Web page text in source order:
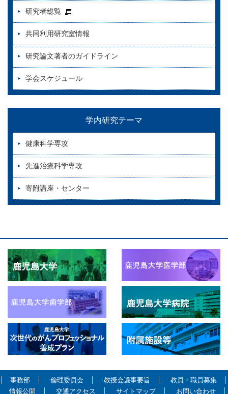
研究者総覧
共同利用研究室情報
研究論文著者のガイドライン
学会スケジュール
学内研究テーマ
健康科学専攻
先進治療科学専攻
寄附講座・センター
事務部 倫理委員会 教授会議事要旨
教員・職員募集
情報公開
交通アクセス サイトマップ お問い合わせ